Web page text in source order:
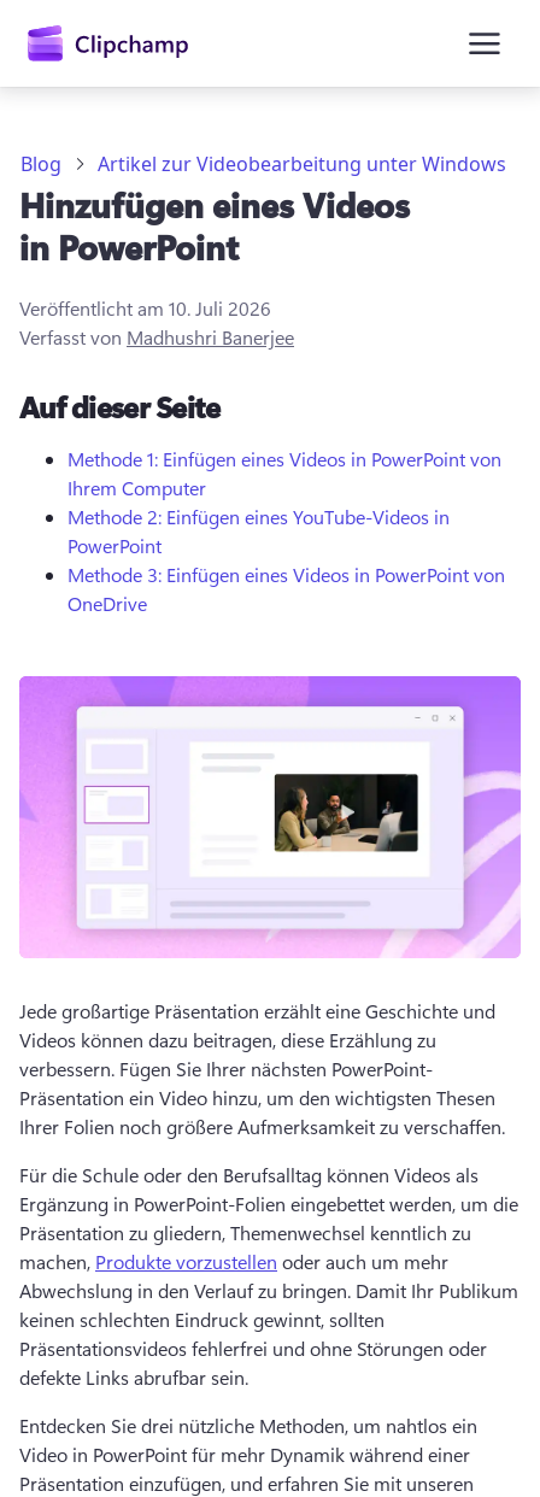
Anmelden
Blog Artikel zur Videobearbeitung unter Windows
Hinzufügen eines Videos
in PowerPoint
Veröffentlicht am 10. Juli 2026
Verfasst von Madhushri Banerjee
Auf dieser Seite
Methode 1: Einfügen eines Videos in PowerPoint von
Ihrem Computer
Methode 2: Einfügen eines YouTube-Videos in
PowerPoint
Methode 3: Einfügen eines Videos in PowerPoint von
OneDrive
Jede großartige Präsentation erzählt eine Geschichte und
Videos können dazu beitragen, diese Erzählung zu
verbessern. Fügen Sie Ihrer nächsten PowerPoint-
Präsentation ein Video hinzu, um den wichtigsten Thesen
Ihrer Folien noch größere Aufmerksamkeit zu verschaffen.
Für die Schule oder den Berufsalltag können Videos als
Ergänzung in PowerPoint-Folien eingebettet werden, um die
Präsentation zu gliedern, Themenwechsel kenntlich zu
machen, Produkte vorzustellen oder auch um mehr
Abwechslung in den Verlauf zu bringen. Damit Ihr Publikum
keinen schlechten Eindruck gewinnt, sollten
Präsentationsvideos fehlerfrei und ohne Störungen oder
defekte Links abrufbar sein.
Entdecken Sie drei nützliche Methoden, um nahtlos ein
Video in PowerPoint für mehr Dynamik während einer
Präsentation einzufügen, und erfahren Sie mit unseren